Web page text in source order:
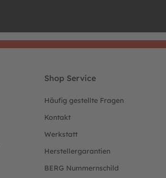
Shop Service
Häufig gestellte Fragen
Kontakt
Werkstatt
Herstellergarantien
BERG Nummernschild